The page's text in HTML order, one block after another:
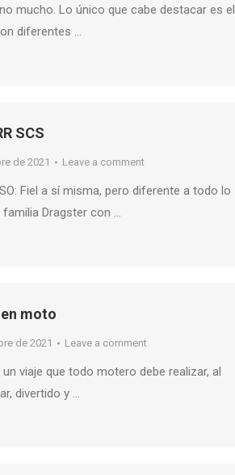
mucho. Lo único que cabe destacar es el
diferentes …
SCS
de 2021 Leave a comment
Fiel a sí misma, pero diferente a todo lo
Dragster con …
moto
de 2021 Leave a comment
viaje que todo motero debe realizar, al
divertido y …